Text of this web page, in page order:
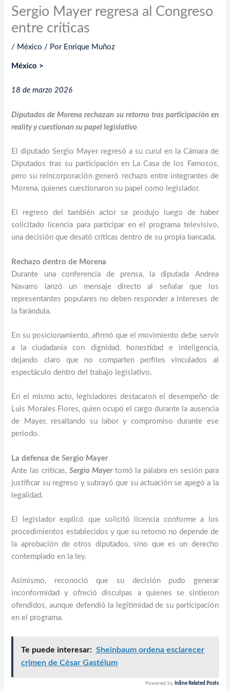
Sergio Mayer regresa al Congreso
entre críticas
/ México / Por Enrique Muñoz
México >
18 de marzo 2026
Diputados de Morena rechazan su retorno tras participación en
reality y cuestionan su papel legislativo
El diputado Sergio Mayer regresó a su curul en la Cámara de
Diputados tras su participación en La Casa de los Famosos,
pero su reincorporación generó rechazo entre integrantes de
Morena, quienes cuestionaron su papel como legislador.
El regreso del también actor se produjo luego de haber
solicitado licencia para participar en el programa televisivo,
una decisión que desató críticas dentro de su propia bancada.
Rechazo dentro de Morena
Durante una conferencia de prensa, la diputada Andrea
Navarro lanzó un mensaje directo al señalar que los
representantes populares no deben responder a intereses de
la farándula.
En su posicionamiento, afirmó que el movimiento debe servir
a la ciudadanía con dignidad, honestidad e inteligencia,
dejando claro que no comparten perfiles vinculados al
espectáculo dentro del trabajo legislativo.
En el mismo acto, legisladores destacaron el desempeño de
Luis Morales Flores, quien ocupó el cargo durante la ausencia
de Mayer, resaltando su labor y compromiso durante ese
periodo.
La defensa de Sergio Mayer
Ante las críticas, Sergio Mayertomó la palabra en sesión para
justificar su regreso y subrayó que su actuación se apegó a la
legalidad.
El legislador explicó que solicitó licencia conforme a los
procedimientos establecidos y que su retorno no depende de
la aprobación de otros diputados, sino que es un derecho
contemplado en la ley.
Asimismo, reconoció que su decisión pudo generar
inconformidad y ofreció disculpas a quienes se sintieron
ofendidos, aunque defendió la legitimidad de su participación
en el programa.
Te puede interesar: Sheinbaum ordena esclarecer
crimen de César Gastélum
Powered by Inline Related Posts